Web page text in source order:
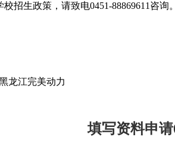
招生政策，请致电0451-88869611咨询。
龙江完美动力
填写资料申